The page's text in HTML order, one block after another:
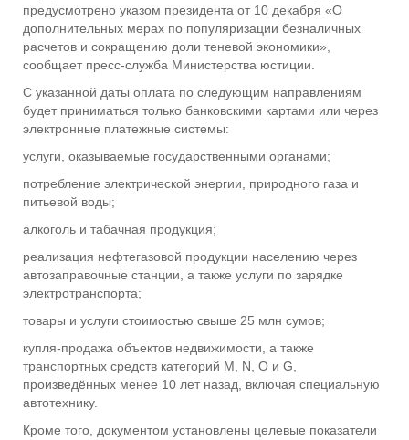
предусмотрено указом президента от 10 декабря «О
дополнительных мерах по популяризации безналичных
расчетов и сокращению доли теневой экономики»,
сообщает пресс-служба Министерства юстиции.
С указанной даты оплата по следующим направлениям
будет приниматься только банковскими картами или через
электронные платежные системы:
услуги, оказываемые государственными органами;
потребление электрической энергии, природного газа и
питьевой воды;
алкоголь и табачная продукция;
реализация нефтегазовой продукции населению через
автозаправочные станции, а также услуги по зарядке
электротранспорта;
товары и услуги стоимостью свыше 25 млн сумов;
купля-продажа объектов недвижимости, а также
транспортных средств категорий M, N, O и G,
произведённых менее 10 лет назад, включая специальную
автотехнику.
Кроме того, документом установлены целевые показатели